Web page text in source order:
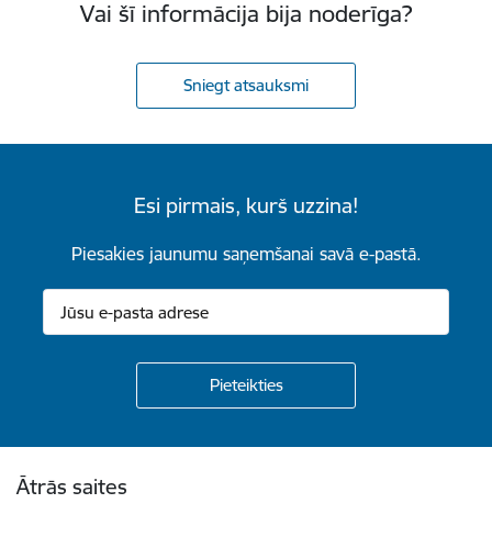
Vai šī informācija bija noderīga?
Sniegt atsauksmi
Esi pirmais, kurš uzzina!
Piesakies jaunumu saņemšanai savā e-pastā.
Ātrās saites